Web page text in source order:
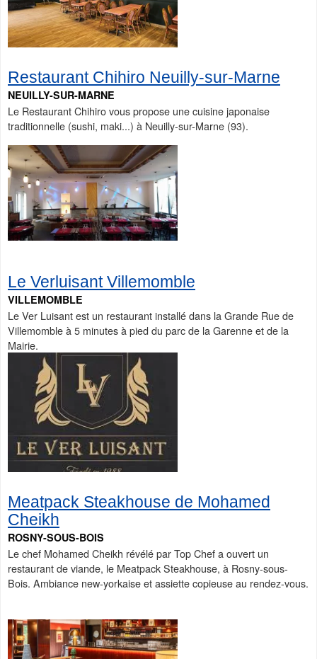
Restaurant Chihiro Neuilly-sur-Marne
NEUILLY-SUR-MARNE
Le Restaurant Chihiro vous propose une cuisine japonaise
traditionnelle (sushi, maki...) à Neuilly-sur-Marne (93).
Le Verluisant Villemomble
VILLEMOMBLE
Le Ver Luisant est un restaurant installé dans la Grande Rue de
Villemomble à 5 minutes à pied du parc de la Garenne et de la
Mairie.
Meatpack Steakhouse de Mohamed
Cheikh
ROSNY-SOUS-BOIS
Le chef Mohamed Cheikh révélé par Top Chef a ouvert un
restaurant de viande, le Meatpack Steakhouse, à Rosny-sous-
Bois. Ambiance new-yorkaise et assiette copieuse au rendez-vous.